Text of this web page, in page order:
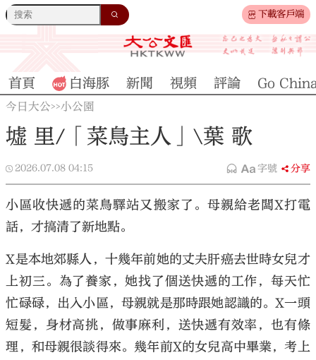
下載客戶端
首頁 白海豚 新聞 視頻 評論 Go
今日大公>>小公園
墟 里/「菜鳥主人」\葉 歌
2026.07.08 04:15 字號 分享
小區收快遞的菜鳥驛站又搬家了。母親給老闆X打電
話，才搞清了新地點。
X是本地郊縣人，十幾年前她的丈夫肝癌去世時女兒才
上初三。為了養家，她找了個送快遞的工作，每天忙
忙碌碌，出入小區，母親就是那時跟她認識的。X一頭
短髮，身材高挑，做事麻利，送快遞有效率，也有條
理，和母親很談得來。幾年前X的女兒高中畢業，考上